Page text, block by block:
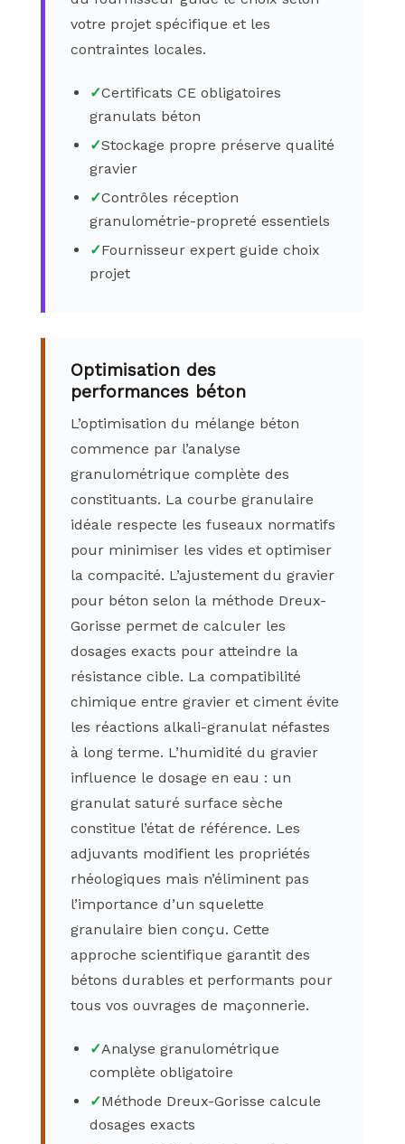
votre projet spécifique et les
contraintes locales.
✓Certificats CE obligatoires
granulats béton
✓Stockage propre préserve qualité
gravier
✓Contrôles réception
granulométrie-propreté essentiels
✓Fournisseur expert guide choix
projet
Optimisation des
performances béton
L’optimisation du mélange béton
commence par l’analyse
granulométrique complète des
constituants. La courbe granulaire
idéale respecte les fuseaux normatifs
pour minimiser les vides et optimiser
la compacité. L’ajustement du gravier
pour béton selon la méthode Dreux-
Gorisse permet de calculer les
dosages exacts pour atteindre la
résistance cible. La compatibilité
chimique entre gravier et ciment évite
les réactions alkali-granulat néfastes
à long terme. L’humidité du gravier
influence le dosage en eau : un
granulat saturé surface sèche
constitue l’état de référence. Les
adjuvants modifient les propriétés
rhéologiques mais n’éliminent pas
l’importance d’un squelette
granulaire bien conçu. Cette
approche scientifique garantit des
bétons durables et performants pour
tous vos ouvrages de maçonnerie.
✓Analyse granulométrique
complète obligatoire
✓Méthode Dreux-Gorisse calcule
dosages exacts